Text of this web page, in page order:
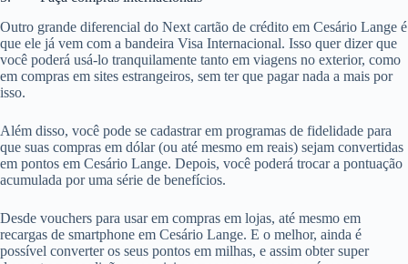
Outro grande diferencial do Next cartão de crédito em Cesário Lange é
que ele já vem com a bandeira Visa Internacional. Isso quer dizer que
você poderá usá-lo tranquilamente tanto em viagens no exterior, como
em compras em sites estrangeiros, sem ter que pagar nada a mais por
isso.
Além disso, você pode se cadastrar em programas de fidelidade para
que suas compras em dólar (ou até mesmo em reais) sejam convertidas
em pontos em Cesário Lange. Depois, você poderá trocar a pontuação
acumulada por uma série de benefícios.
Desde vouchers para usar em compras em lojas, até mesmo em
recargas de smartphone em Cesário Lange. E o melhor, ainda é
possível converter os seus pontos em milhas, e assim obter super